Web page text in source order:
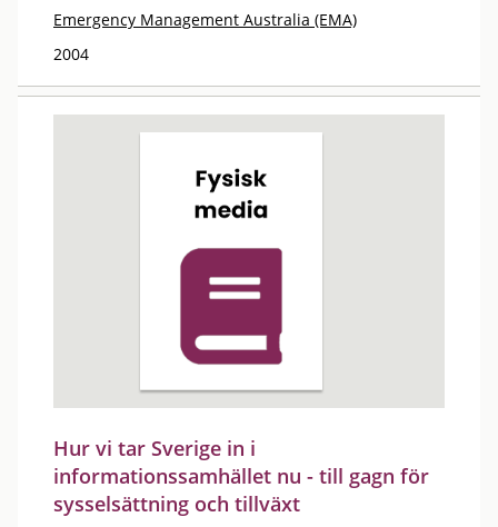
Emergency Management Australia (EMA)
2004
Hur vi tar Sverige in i
informationssamhället nu - till gagn för
sysselsättning och tillväxt